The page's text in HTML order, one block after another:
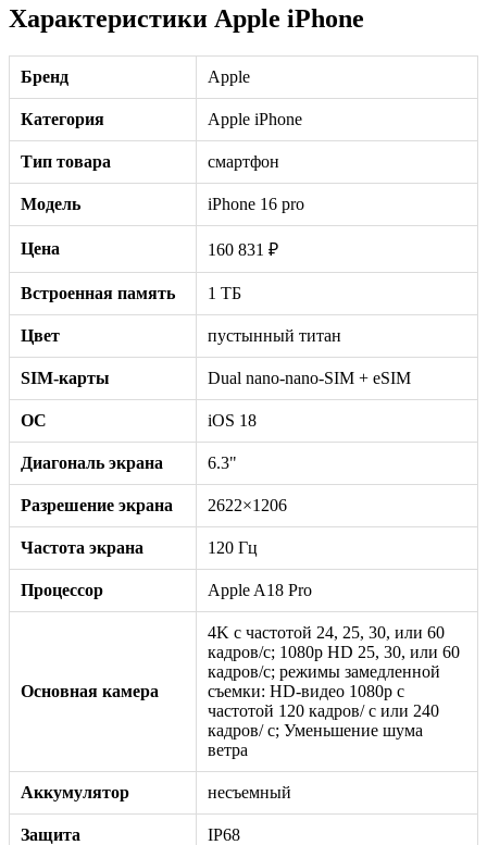
Характеристики Apple iPhone
Бренд Apple
Категория Apple iPhone
Тип товара смартфон
Модель iPhone 16 pro
Цена 160 831 ₽
Встроенная память 1 ТБ
Цвет пустынный титан
SIM-карты Dual nano-nano-SIM + eSIM
ОС iOS 18
Диагональ экрана 6.3"
Разрешение экрана 2622×1206
Частота экрана 120 Гц
Процессор Apple A18 Pro
Основная камера
4K с частотой 24, 25, 30, или 60
кадров/с; 1080p HD 25, 30, или 60
кадров/с; режимы замедленной
съемки: HD-видео 1080р c
частотой 120 кадров/ с или 240
кадров/ с; Уменьшение шума
ветра
Аккумулятор несъемный
Защита IP68